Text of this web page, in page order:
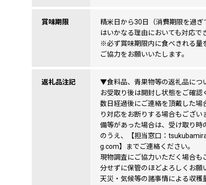
賞味期限
精米日から30日（消費期限を過ぎ
はいかなる理由においても対応で
※必ず賞味期限内に食べきれる量
ご協力をお願いいたします。
返礼品注記
▼食料品、青果物等の返礼品につ
お受取り後は開封し状態をご確認
数日経過後にご連絡を頂戴した場
り対応をお断りする場合もござい
備等があった場合は、受け取り時
のうえ、【担当窓口：
g.com】までご連絡ください。
現物調査にご協力いただく場合も
分せずに保管のほどよろしくお願
天災・気候等の諸事情による収穫